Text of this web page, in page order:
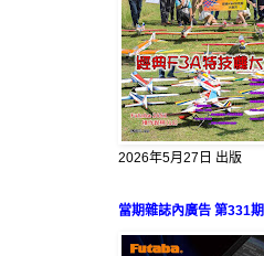
2026年5月27日 出版
當期雜誌內廣告 第331期